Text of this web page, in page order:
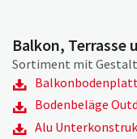
Balkon, Terrasse
Sortiment mit
Bodenbeläge
Alu